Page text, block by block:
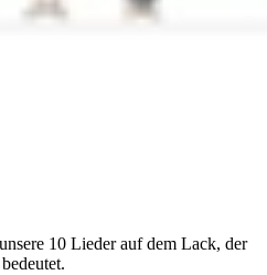
10 Lieder auf dem Lack, der